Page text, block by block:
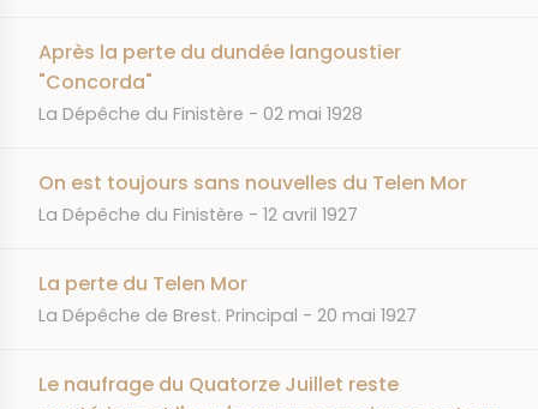
Après la perte du dundée langoustier
"Concorda"
JOURNAL
La Dépêche du Finistère DATE
02 mai 1928
On est toujours sans nouvelles du Telen Mor
JOURNAL
La Dépêche du Finistère DATE
12 avril 1927
La perte du Telen Mor
JOURNAL
La Dépêche de Brest. Principal DATE
20 mai 1927
Le naufrage du Quatorze Juillet reste